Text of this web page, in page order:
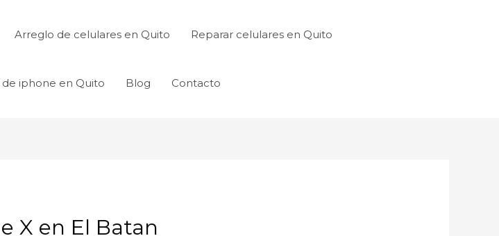
Arreglo de celulares en Quito Reparar celulares en Quito
de iphone en Quito Blog Contacto
X en El Batan